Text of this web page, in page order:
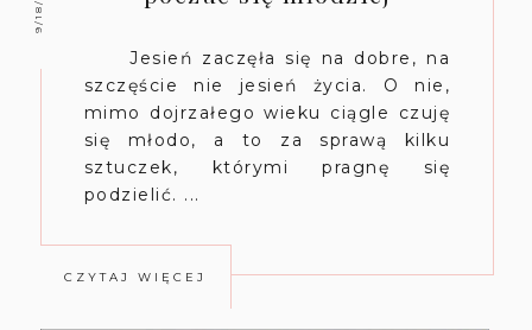
Jesień zaczęła się na dobre, na
szczęście nie jesień życia. O nie,
mimo dojrzałego wieku ciągle czuję
się młodo, a to za sprawą kilku
sztuczek, którymi pragnę się
podzielić. ...
CZYTAJ WIĘCEJ